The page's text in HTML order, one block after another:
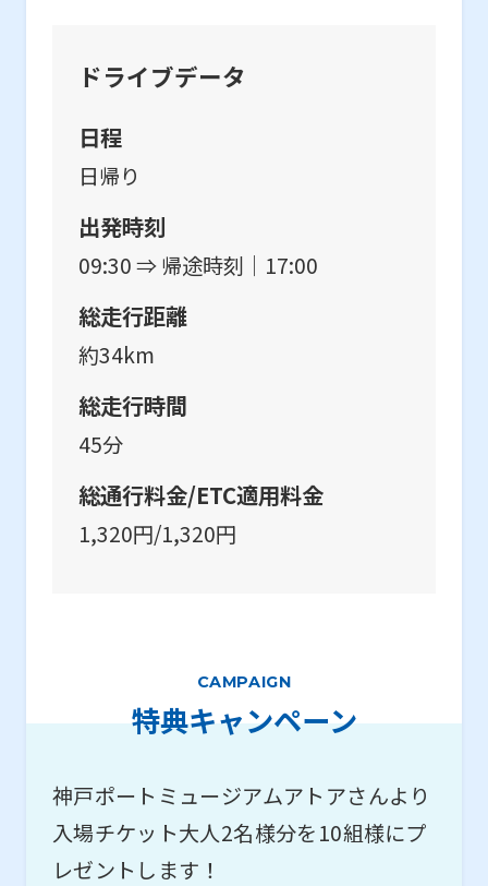
ドライブデータ
日程
日帰り
出発時刻
09:30 ⇒ 帰途時刻｜17:00
総走行距離
約34km
総走行時間
45分
総通行料金/ETC適用料金
1,320円/1,320円
CAMPAIGN
特典キャンペーン
神戸ポートミュージアムアトアさんより
入場チケット大人2名様分を10組様にプ
レゼントします！